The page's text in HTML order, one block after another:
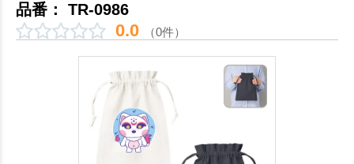
品番： TR-0986
0.0 （0件）